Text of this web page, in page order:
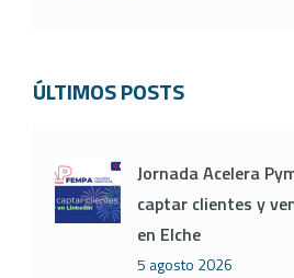
ÚLTIMOS POSTS
Jornada Acelera
captar clientes y
en Elche
5 agosto 2026